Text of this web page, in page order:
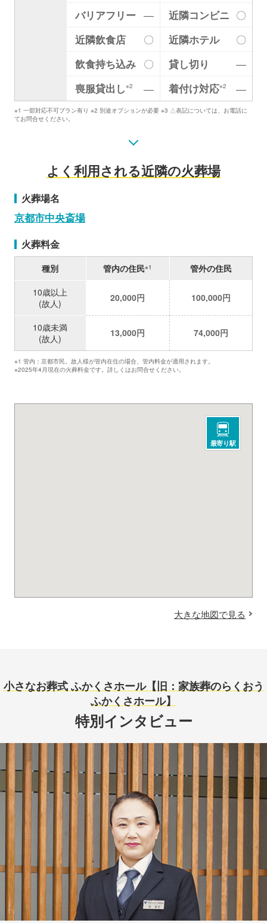
バリアフリー ― 近隣コンビニ 〇
近隣飲食店
〇 近隣ホテル
〇
飲食持ち込み 〇 貸し切り
―
喪服貸出し※2 ― 着付け対応※2 ―
※1 一部対応不可プラン有り ※2 別途オプションが必要 ※3 △表記については、お電話に
てお問合せください。
よく利用される近隣の火葬場
火葬場名
京都市中央斎場
火葬料金
種別 管内の住民※1
管外の住民
10歳以上
(故人)
20,000円 100,000円
10歳未満
(故人)
13,000円 74,000円
※1 管内：京都市民。故人様が管内在住の場合、管内料金が適用されます。
※2025年4月現在の火葬料金です。詳しくはお問合せください。
最寄り駅
大きな地図で見る
小さなお葬式 ふかくさホール【旧：家族葬のらくおう
ふかくさホール】
特別インタビュー